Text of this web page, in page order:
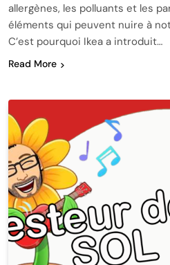
allergènes, les polluants et les
éléments qui peuvent nuire à
C’est pourquoi Ikea a introduit…
Read More